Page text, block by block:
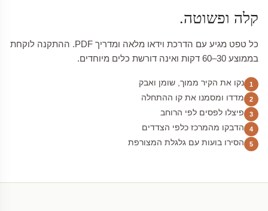
קלה ופשוטה.
כל טפט מגיע עם הדרכת וידאו מלאה ומדריך PDF. ההתקנה לוקחת
בממוצע 30–60 דקות ואינה דורשת כלים מיוחדים.
1 נקו את הקיר ממוך, שומן ואבק
2 מדדו ומסמנו את קו ההתחלה
3 פיצלו לפסים לפי הרוחב
4 הדבקו מהמרכז כלפי הצדדים
5 הסירו בועות עם גלגלת המצורפת